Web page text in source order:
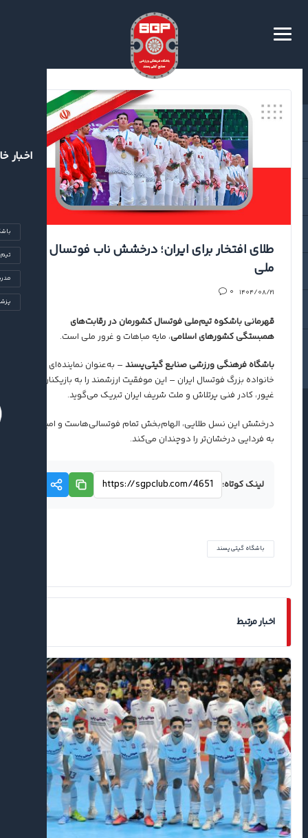
اخبار
طلای افتخار برای ایران؛ درخشش ناب فوتسال
ملی
۱۴۰۴/۰۸/۲۱ ۰
قهرمانی باشکوه تیم‌ملی فوتسال کشورمان در رقابت‌های
همبستگی کشورهای اسلامی، مایه‌ مباهات و غرور ملی است.
باشگاه فرهنگی ورزشی صنایع گیتی‌پسند – به‌عنوان نماینده‌ای از
خانواده بزرگ فوتسال ایران – این موفقیت ارزشمند را به بازیکنان
غیور، کادر فنی پرتلاش و ملت شریف ایران تبریک می‌گوید.
درخشش این نسل طلایی، الهام‌بخش تمام فوتسالی‌هاست و امید
به فردایی درخشان‌تر را دوچندان می‌کند.
لینک کوتاه:
باشگاه گیتی‌پسند
اخبار مرتبط